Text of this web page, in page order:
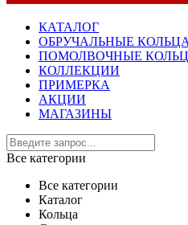
КАТАЛОГ
ОБРУЧАЛЬНЫЕ КОЛЬЦА
ПОМОЛВОЧНЫЕ
КОЛЛЕКЦИИ
ПРИМЕРКА
АКЦИИ
МАГАЗИНЫ
Все категории
Все категории
Каталог
Кольца